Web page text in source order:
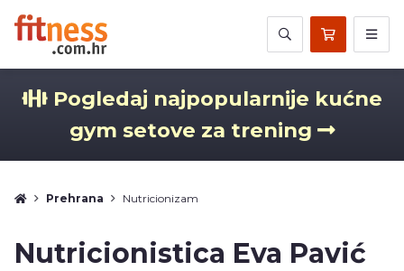
Pogledaj najpopularnije kućne
gym setove za trening
Prehrana Nutricionizam
Nutricionistica Eva Pavić